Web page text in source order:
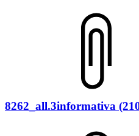
8262_all.3informativa